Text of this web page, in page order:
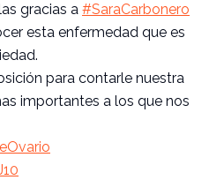
gracias a #SaraCarbonero
esta enfermedad que es
para contarle nuestra
importantes a los que nos